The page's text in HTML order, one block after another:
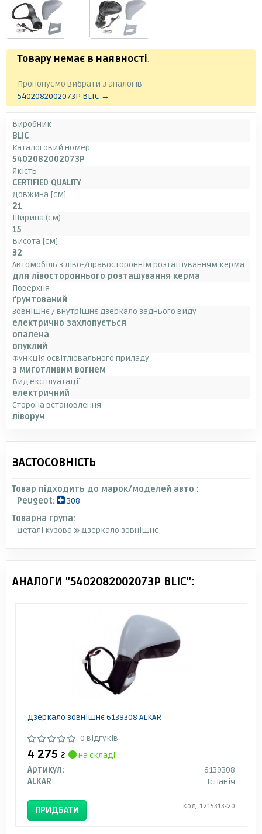
Товару немає в наявності.
Пропонуємо вибрати з аналогів
5402082002073P BLIC →
Виробник
BLIC
Каталоговий номер
5402082002073P
Якість
CERTIFIED QUALITY
Довжина [см]
21
Ширина (см)
15
Висота [см]
32
Автомобіль з ліво-/правостороннім розташуванням керма
для лівостороннього розташування керма
Поверхня
ґрунтований
Зовнішнє / внутрішнє дзеркало заднього виду
електрично захлопується
опалена
опуклий
Функція освітлювального приладу
з миготливим вогнем
Вид експлуатації
електричний
Сторона встановлення
ліворуч
ЗАСТОСОВНІСТЬ
Товар підходить до марок/моделей авто :
- Peugeot:
308
Товарна група:
- Деталі кузова
Дзеркало зовнішнє
АНАЛОГИ "5402082002073P BLIC":
Дзеркало зовнішнє 6139308 ALKAR
0 відгуків
4 275 ₴
на складі
Артикул:
6139308
ALKAR
Іспанія
ПРИДБАТИ Код: 1215313-20